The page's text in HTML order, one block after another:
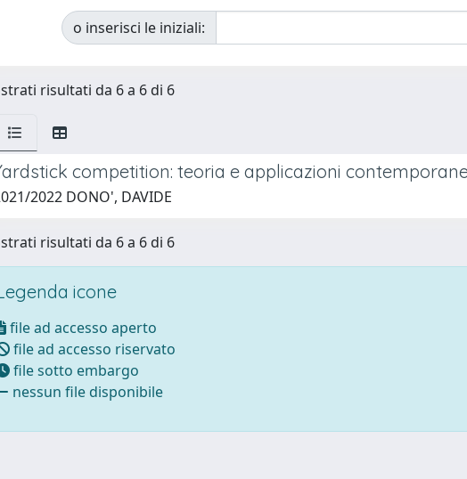
o inserisci le iniziali:
risultati da 6 a 6 di 6
competition: teoria e applicazioni
2022 DONO', DAVIDE
risultati da 6 a 6 di 6
icone
file ad accesso aperto
file ad accesso riservato
file sotto embargo
nessun file disponibile